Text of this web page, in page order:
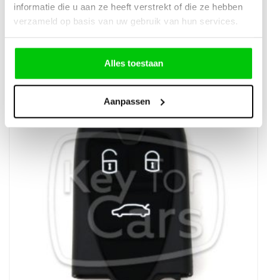
informatie die u aan ze heeft verstrekt of die ze hebben
verzameld op basis van uw gebruik van hun services.
Alles toestaan
Aanpassen
€17,90